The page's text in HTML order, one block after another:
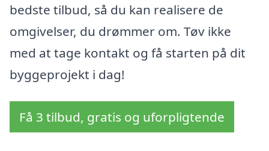
bedste tilbud, så du kan realisere de
omgivelser, du drømmer om. Tøv ikke
med at tage kontakt og få starten på dit
byggeprojekt i dag!
Få 3 tilbud, gratis og uforpligtende